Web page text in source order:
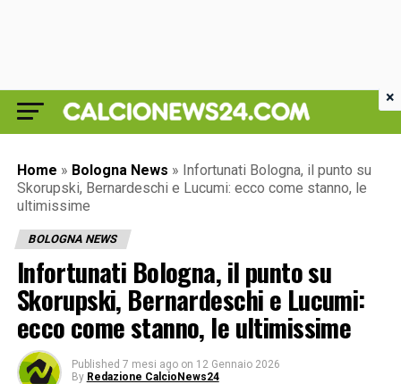
Home » Bologna News » Infortunati Bologna, il punto su
Skorupski, Bernardeschi e Lucumi: ecco come stanno, le
ultimissime
BOLOGNA NEWS
Infortunati Bologna, il punto su
Skorupski, Bernardeschi e Lucumi:
ecco come stanno, le ultimissime
Published 7 mesi ago on 12 Gennaio 2026
By Redazione CalcioNews24
×